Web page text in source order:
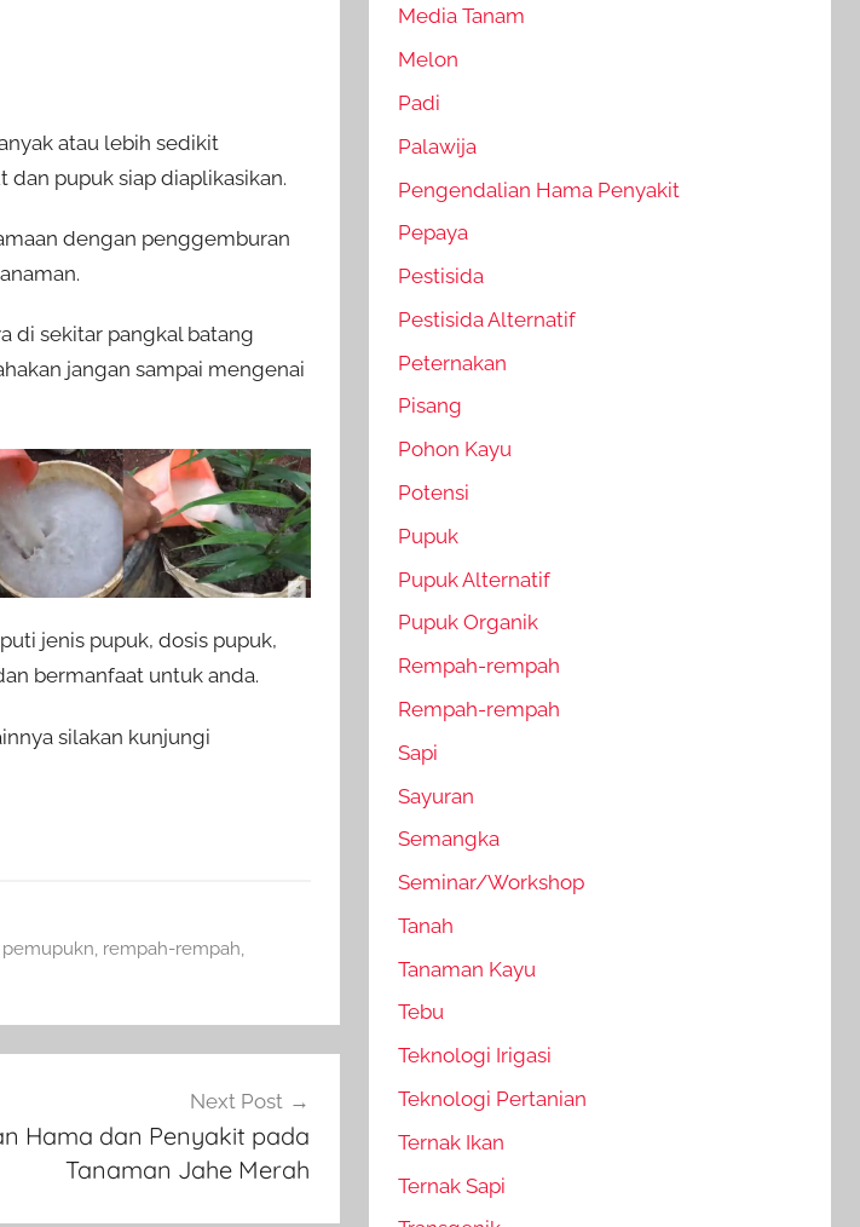
atau lebih sedikit
dan pupuk siap diaplikasikan.
dengan penggemburan
di sekitar pangkal batang
jangan sampai mengenai
jenis pupuk, dosis pupuk,
bermanfaat untuk anda.
silakan kunjungi
pemupukn, rempah-rempah,
Next Post
Hama dan Penyakit pada
Tanaman Jahe Merah
Media Tanam
Melon
Padi
Palawija
Pengendalian Hama Penyakit
Pepaya
Pestisida
Pestisida Alternatif
Peternakan
Pisang
Pohon Kayu
Potensi
Pupuk
Pupuk Alternatif
Pupuk Organik
Rempah-rempah
Rempah-rempah
Sapi
Sayuran
Semangka
Seminar/Workshop
Tanah
Tanaman Kayu
Tebu
Teknologi Irigasi
Teknologi Pertanian
Ternak Ikan
Ternak Sapi